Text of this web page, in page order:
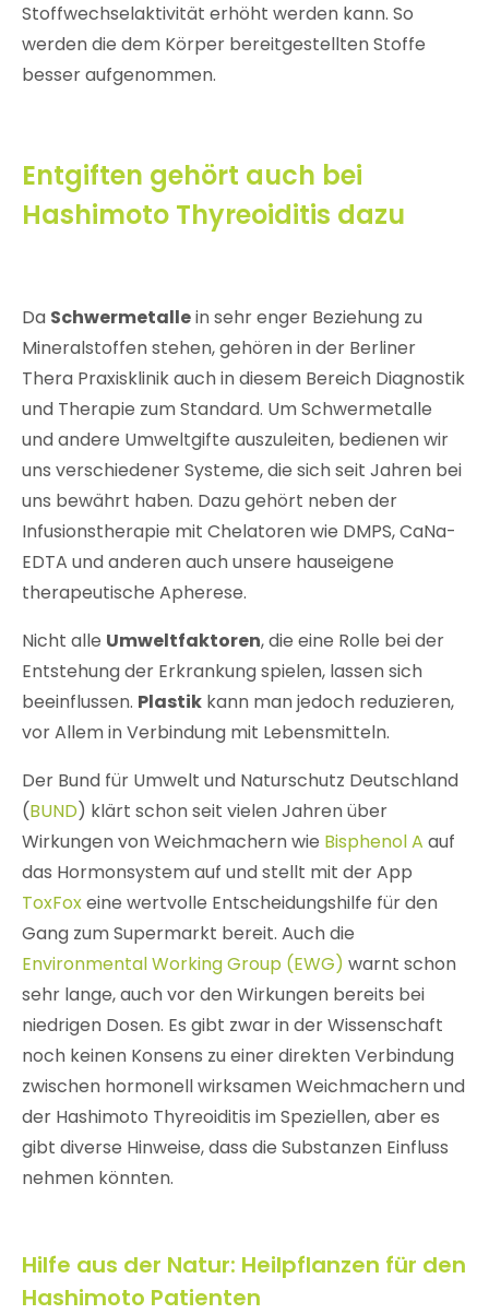
Stoffwechselaktivität erhöht werden kann. So
werden die dem Körper bereitgestellten Stoffe
besser aufgenommen.
Entgiften gehört auch bei
Hashimoto Thyreoiditis dazu
Da Schwermetallein sehr enger Beziehung zu
Mineralstoffen stehen, gehören in der Berliner
Thera Praxisklinik auch in diesem Bereich Diagnostik
und Therapie zum Standard. Um Schwermetalle
und andere Umweltgifte auszuleiten, bedienen wir
uns verschiedener Systeme, die sich seit Jahren bei
uns bewährt haben. Dazu gehört neben der
Infusionstherapie mit Chelatoren wie DMPS, CaNa-
EDTA und anderen auch unsere hauseigene
therapeutische Apherese.
Nicht alle Umweltfaktoren, die eine Rolle bei der
Entstehung der Erkrankung spielen, lassen sich
beeinflussen. Plastikkann man jedoch reduzieren,
vor Allem in Verbindung mit Lebensmitteln.
Der Bund für Umwelt und Naturschutz Deutschland
(BUND) klärt schon seit vielen Jahren über
Wirkungen von Weichmachern wie Bisphenol A auf
das Hormonsystem auf und stellt mit der App
ToxFoxeine wertvolle Entscheidungshilfe für den
Gang zum Supermarkt bereit. Auch die
Environmental Working Group (EWG) warnt schon
sehr lange, auch vor den Wirkungen bereits bei
niedrigen Dosen. Es gibt zwar in der Wissenschaft
noch keinen Konsens zu einer direkten Verbindung
zwischen hormonell wirksamen Weichmachern und
der Hashimoto Thyreoiditis im Speziellen, aber es
gibt diverse Hinweise, dass die Substanzen Einfluss
nehmen könnten.
Hilfe aus der Natur: Heilpflanzen für den
Hashimoto Patienten